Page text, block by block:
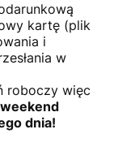
kartę (plik
i
w
roboczy więc
dnia!